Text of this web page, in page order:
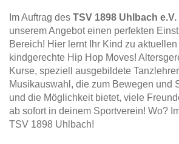
Im Auftrag des TSV 1898 Uhlbach e.V.
unserem Angebot einen perfekten
Bereich! Hier lernt Ihr Kind zu
kindgerechte Hip Hop Moves!
Kurse, speziell ausgebildete
Musikauswahl, die zum Bewegen und
und die Möglichkeit bietet, viele
ab sofort in deinem Sportverein! Wo?
TSV 1898 Uhlbach!